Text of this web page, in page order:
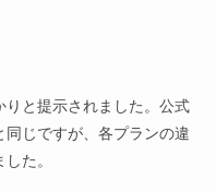
と提示されました。公式
じですが、各プランの違
た。